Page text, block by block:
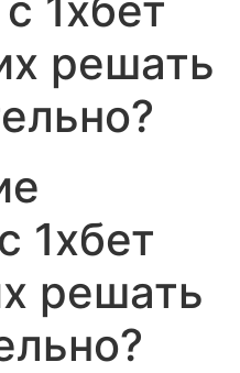
решать
1хбет
решать